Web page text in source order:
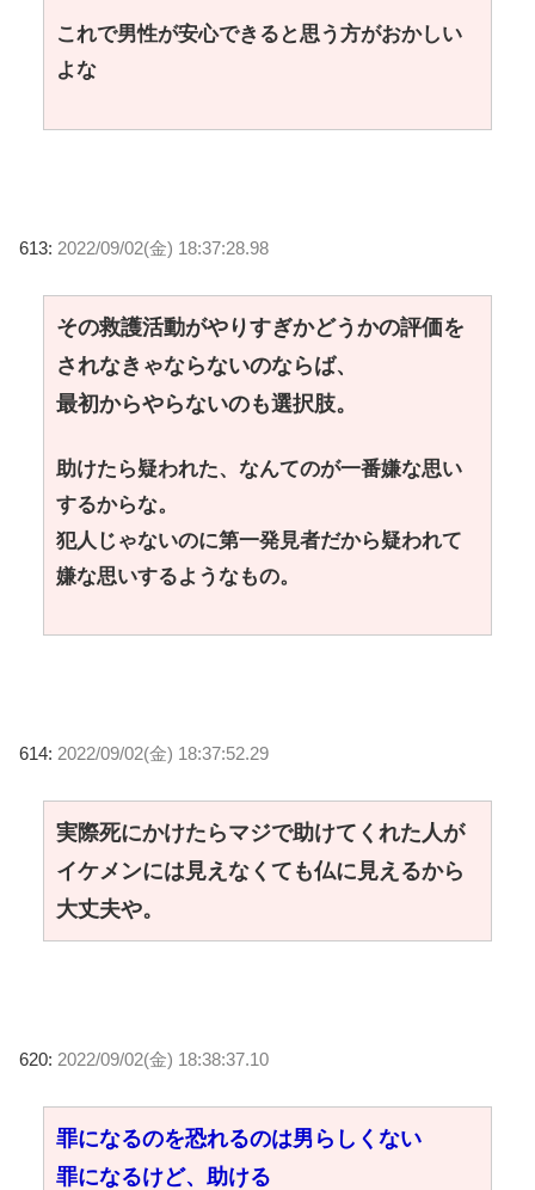
これで男性が安心できると思う方がおかしい
よな
613: 2022/09/02(金) 18:37:28.98
その救護活動がやりすぎかどうかの評価を
されなきゃならないのならば、
最初からやらないのも選択肢。
助けたら疑われた、なんてのが一番嫌な思い
するからな。
犯人じゃないのに第一発見者だから疑われて
嫌な思いするようなもの。
614: 2022/09/02(金) 18:37:52.29
実際死にかけたらマジで助けてくれた人が
イケメンには見えなくても仏に見えるから
大丈夫や。
620: 2022/09/02(金) 18:38:37.10
罪になるのを恐れるのは男らしくない
罪になるけど、助ける